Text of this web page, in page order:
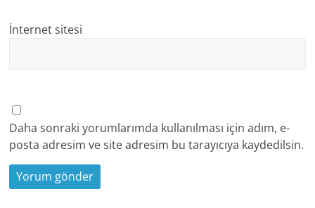
İnternet sitesi
Daha sonraki yorumlarımda kullanılması için adım, e-
posta adresim ve site adresim bu tarayıcıya kaydedilsin.